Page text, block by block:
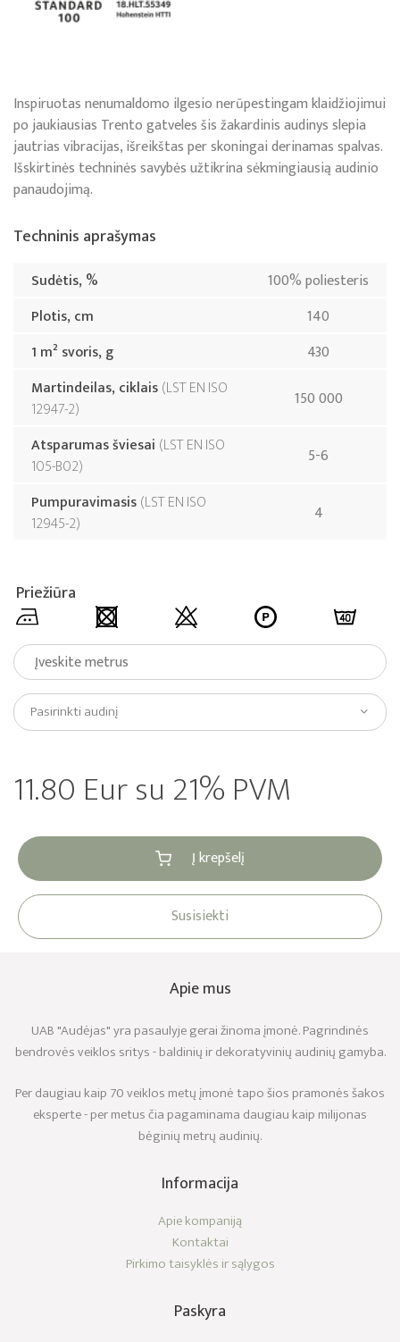
Inspiruotas nenumaldomo ilgesio nerūpestingam klaidžiojimui
po jaukiausias Trento gatveles šis žakardinis audinys slepia
jautrias vibracijas, išreikštas per skoningai derinamas spalvas.
Išskirtinės techninės savybės užtikrina sėkmingiausią audinio
panaudojimą.
Techninis aprašymas
Sudėtis, %
100% poliesteris
Plotis, cm
140
1 m² svoris, g
430
Martindeilas, ciklais LST EN ISO
12947-2
150 000
Atsparumas šviesai LST EN ISO
105-B02
5-6
Pumpuravimasis LST EN ISO
12945-2
4
Priežiūra
Pasirinkti audinį
11.80 Eur su 21% PVM
Į krepšelį
Susisiekti
Apie mus
UAB "Audėjas" yra pasaulyje gerai žinoma įmonė. Pagrindinės
bendrovės veiklos sritys - baldinių ir dekoratyvinių audinių gamyba.
Per daugiau kaip 70 veiklos metų įmonė tapo šios pramonės šakos
eksperte - per metus čia pagaminama daugiau kaip milijonas
bėginių metrų audinių.
Informacija
Apie kompaniją
Kontaktai
Pirkimo taisyklės ir sąlygos
Paskyra